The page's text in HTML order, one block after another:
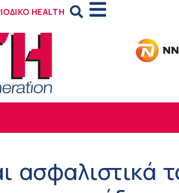
HEALTH
ασφαλιστικά